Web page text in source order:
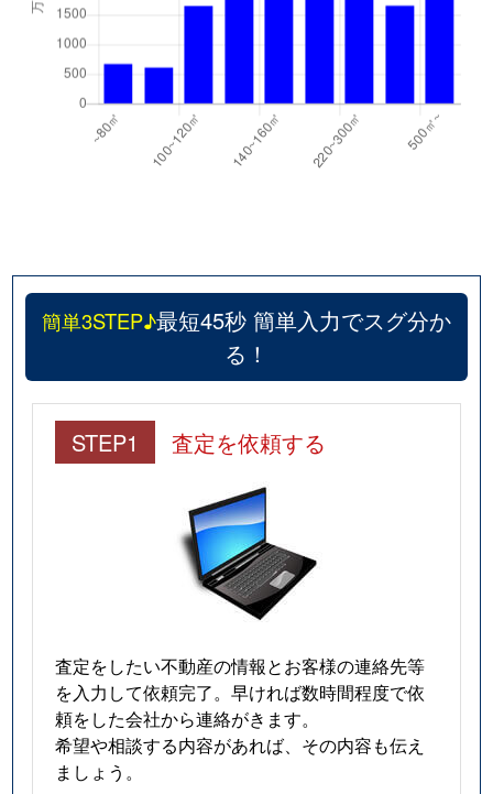
簡単3STEP♪最短45秒 簡単入力でスグ分か
る！
STEP1 査定を依頼する
査定をしたい不動産の情報とお客様の連絡先等
を入力して依頼完了。早ければ数時間程度で依
頼をした会社から連絡がきます。
希望や相談する内容があれば、その内容も伝え
ましょう。